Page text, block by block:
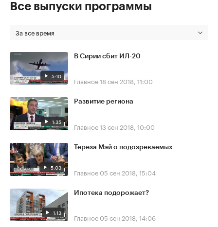
Все выпуски программы
За все время
5:10
В Сирии сбит ИЛ-20
Главное18 сен 2018, 11:00
1:35
Развитие региона
Главное13 сен 2018, 10:00
5:03
Тереза Мэй о подозреваемых
Главное 05 сен 2018, 15:04
1:13
Ипотека подорожает?
Главное 05 сен 2018, 14:06